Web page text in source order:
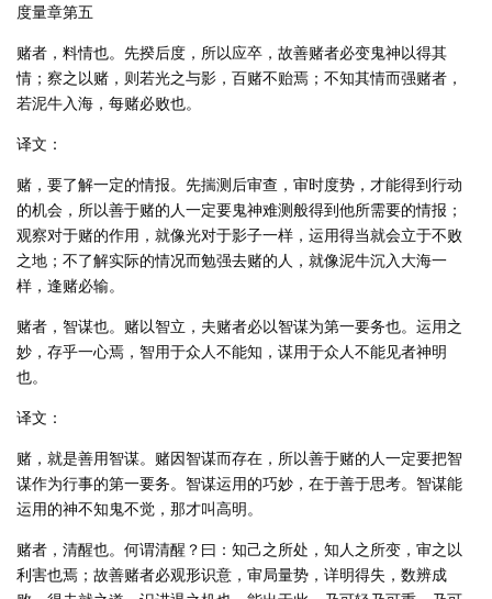
度量章第五
赌者，料情也。先揆后度，所以应卒，故善赌者必变鬼神以得其
情；察之以赌，则若光之与影，百赌不贻焉；不知其情而强赌者，
若泥牛入海，每赌必败也。
译文：
赌，要了解一定的情报。先揣测后审查，审时度势，才能得到行动
的机会，所以善于赌的人一定要鬼神难测般得到他所需要的情报；
观察对于赌的作用，就像光对于影子一样，运用得当就会立于不败
之地；不了解实际的情况而勉强去赌的人，就像泥牛沉入大海一
样，逢赌必输。
赌者，智谋也。赌以智立，夫赌者必以智谋为第一要务也。运用之
妙，存乎一心焉，智用于众人不能知，谋用于众人不能见者神明
也。
译文：
赌，就是善用智谋。赌因智谋而存在，所以善于赌的人一定要把智
谋作为行事的第一要务。智谋运用的巧妙，在于善于思考。智谋能
运用的神不知鬼不觉，那才叫高明。
赌者，清醒也。何谓清醒？曰：知己之所处，知人之所变，审之以
利害也焉；故善赌者必观形识意，审局量势，详明得失，数辨成